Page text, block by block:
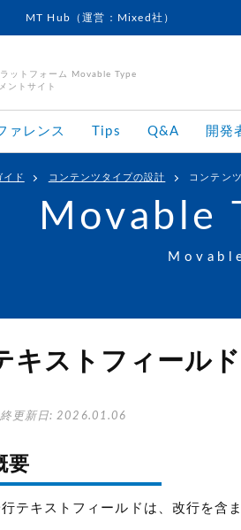
MT Hub（運営：Mixed社）
ットフォーム Movable Type
ントサイト
ァレンス Tips Q&A 開発
イド コンテンツタイプの設計 コンテン
Movable
キストフィールド
更新日: 2026.01.06
要
テキストフィールドは、改行を含